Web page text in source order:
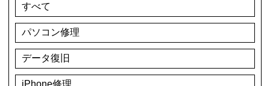
すべて
パソコン修理
データ復旧
iPhone修理